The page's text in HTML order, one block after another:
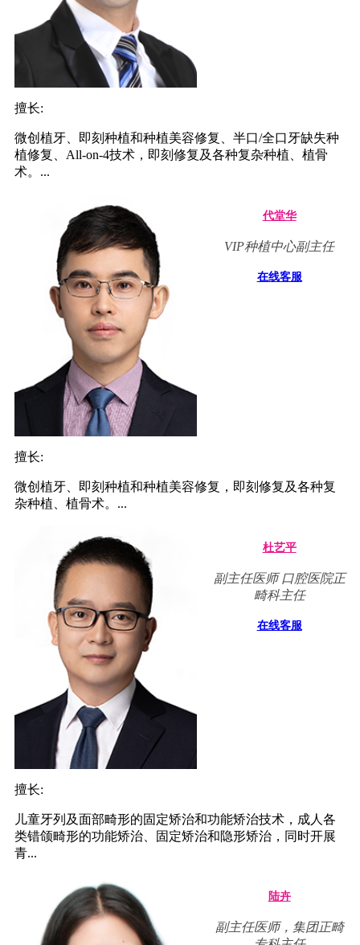
擅长:
微创植牙、即刻种植和种植美容修复、半口/全口牙缺失种
植修复、All-on-4技术，即刻修复及各种复杂种植、植骨
术。...
代堂华
VIP种植中心副主任
在线客服
擅长:
微创植牙、即刻种植和种植美容修复，即刻修复及各种复
杂种植、植骨术。...
杜艺平
副主任医师 口腔医院正
畸科主任
在线客服
擅长:
儿童牙列及面部畸形的固定矫治和功能矫治技术，成人各
类错颌畸形的功能矫治、固定矫治和隐形矫治，同时开展
青...
陆卉
副主任医师，集团正畸